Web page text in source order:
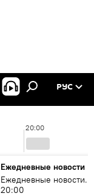
РУС
20:00
Ежедневные новости
Ежедневные новости.
20:00